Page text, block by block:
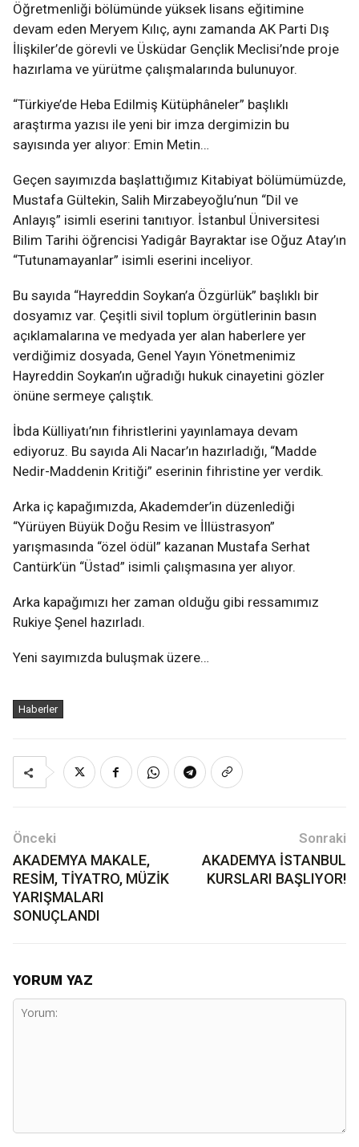
Öğretmenliği bölümünde yüksek lisans eğitimine
devam eden Meryem Kılıç, aynı zamanda AK Parti Dış
İlişkiler’de görevli ve Üsküdar Gençlik Meclisi’nde proje
hazırlama ve yürütme çalışmalarında bulunuyor.
“Türkiye’de Heba Edilmiş Kütüphâneler” başlıklı
araştırma yazısı ile yeni bir imza dergimizin bu
sayısında yer alıyor: Emin Metin…
Geçen sayımızda başlattığımız Kitabiyat bölümümüzde,
Mustafa Gültekin, Salih Mirzabeyoğlu’nun “Dil ve
Anlayış” isimli eserini tanıtıyor. İstanbul Üniversitesi
Bilim Tarihi öğrencisi Yadigâr Bayraktar ise Oğuz Atay’ın
“Tutunamayanlar” isimli eserini inceliyor.
Bu sayıda “Hayreddin Soykan’a Özgürlük” başlıklı bir
dosyamız var. Çeşitli sivil toplum örgütlerinin basın
açıklamalarına ve medyada yer alan haberlere yer
verdiğimiz dosyada, Genel Yayın Yönetmenimiz
Hayreddin Soykan’ın uğradığı hukuk cinayetini gözler
önüne sermeye çalıştık.
İbda Külliyatı’nın fihristlerini yayınlamaya devam
ediyoruz. Bu sayıda Ali Nacar’ın hazırladığı, “Madde
Nedir-Maddenin Kritiği” eserinin fihristine yer verdik.
Arka iç kapağımızda, Akademder’in düzenlediği
“Yürüyen Büyük Doğu Resim ve İllüstrasyon”
yarışmasında “özel ödül” kazanan Mustafa Serhat
Cantürk’ün “Üstad” isimli çalışmasına yer alıyor.
Arka kapağımızı her zaman olduğu gibi ressamımız
Rukiye Şenel hazırladı.
Yeni sayımızda buluşmak üzere…
Haberler
Önceki
AKADEMYA MAKALE,
RESİM, TİYATRO, MÜZİK
YARIŞMALARI
SONUÇLANDI
Sonraki
AKADEMYA İSTANBUL
KURSLARI BAŞLIYOR!
YORUM YAZ